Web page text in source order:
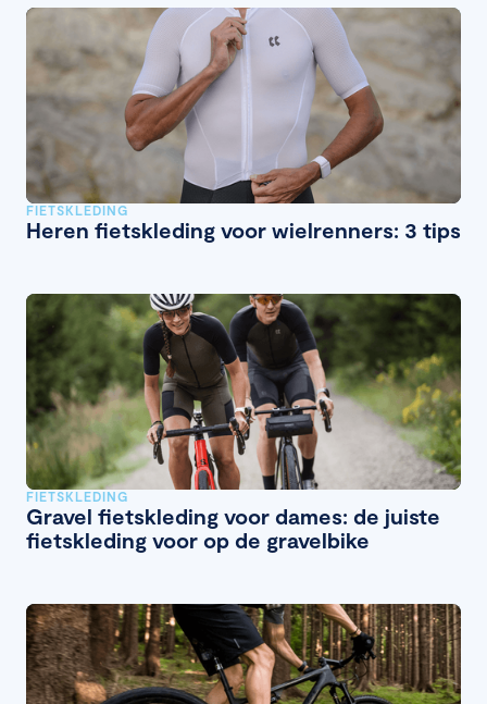
FIETSKLEDING
Heren fietskleding voor wielrenners: 3 tips
FIETSKLEDING
Gravel fietskleding voor dames: de juiste
fietskleding voor op de gravelbike